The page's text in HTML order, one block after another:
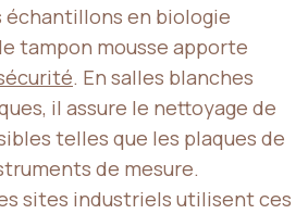
en biologie
tampon mousse apporte
. En salles blanches
il assure le nettoyage de
telles que les plaques de
de mesure.
sites industriels utilisent ces